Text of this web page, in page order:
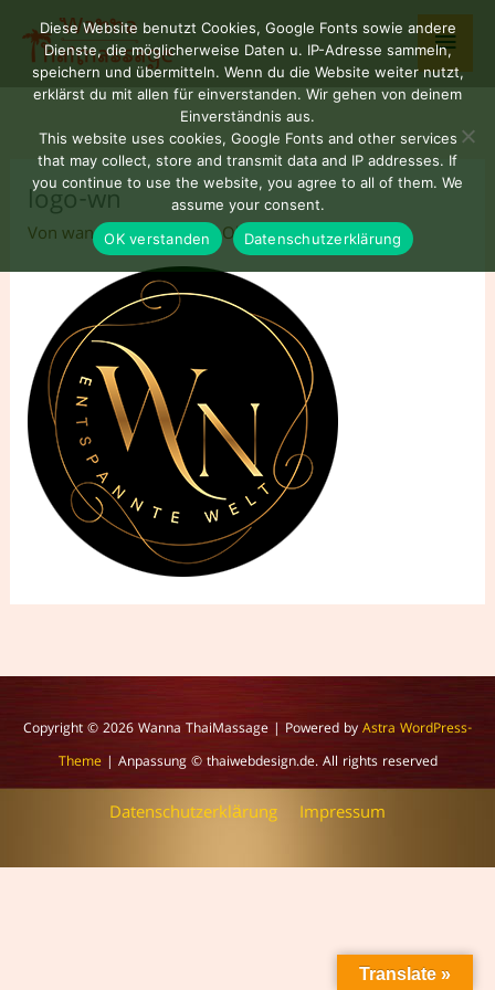
Inhalt
springen
logo-wn
VonwannaNUAD77/21. Oktober 2025
Copyright © 2026Wanna ThaiMassage | Powered byAstra WordPress-
Theme| Anpassung © thaiwebdesign.de. All rights reserved
Datenschutzerklärung Impressum
Translate »
Diese Website benutzt Cookies, Google Fonts sowie andere
Dienste, die möglicherweise Daten u. IP-Adresse sammeln,
speichern und übermitteln. Wenn du die Website weiter nutzt,
erklärst du mit allen für einverstanden. Wir gehen von deinem
Einverständnis aus.
This website uses cookies, Google Fonts and other services
that may collect, store and transmit data and IP addresses. If
you continue to use the website, you agree to all of them. We
assume your consent.
OK verstanden
Datenschutzerklärung